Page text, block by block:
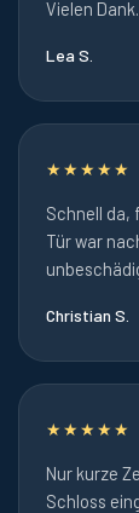
Vielen Dank.
Lea S.
★★★★★
Schnell da,
Tür war
Christian S.
★★★★★
Nur kurze
Schloss